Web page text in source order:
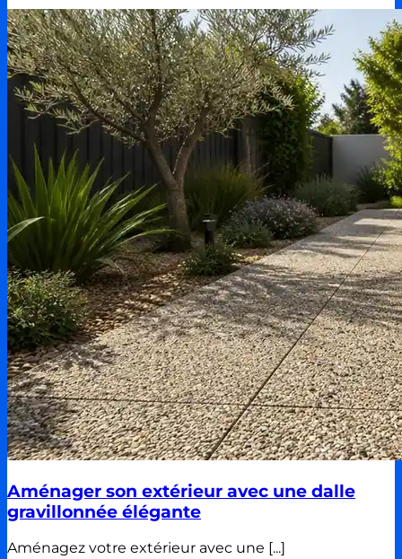
Aménager son extérieur avec une dalle
gravillonnée élégante
Aménagez votre extérieur avec une [...]